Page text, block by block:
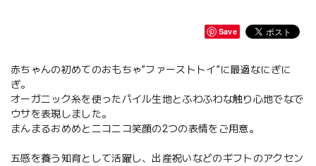
Save
赤ちゃんの初めてのおもちゃ”ファーストトイ”に最適なにぎに
ぎ。
オーガニック糸を使ったパイル生地とふわふわな触り心地でなで
ウサを表現しました。
まんまるおめめとニコニコ笑顔の2つの表情をご用意。
五感を養う知育として活躍し、出産祝いなどのギフトのアクセン